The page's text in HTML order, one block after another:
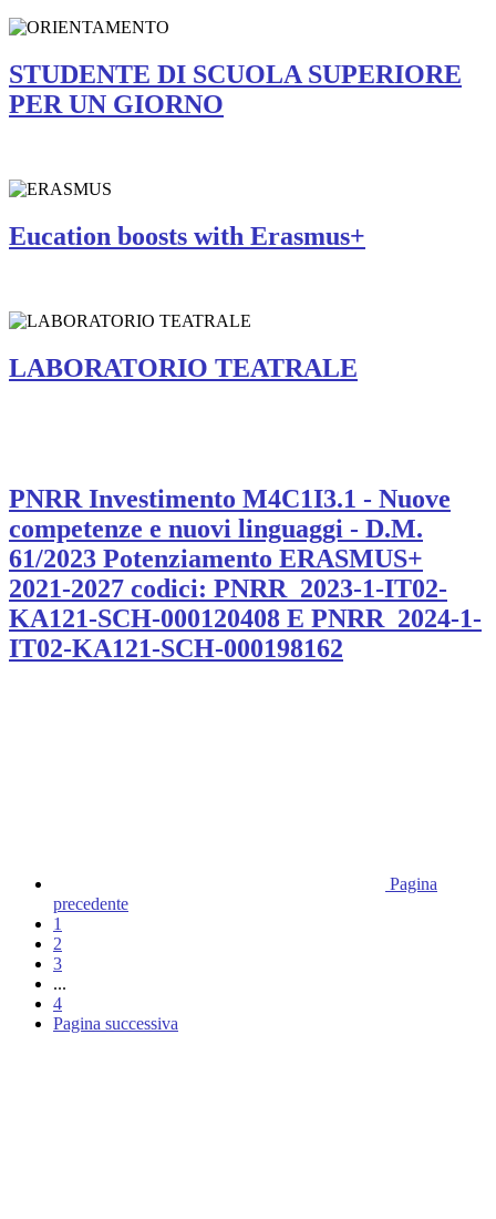
STUDENTE DI SCUOLA SUPERIORE
PER UN GIORNO
Eucation boosts with Erasmus+
LABORATORIO TEATRALE
PNRR Investimento M4C1I3.1 - Nuove
competenze e nuovi linguaggi - D.M.
61/2023 Potenziamento ERASMUS+
2021-2027 codici: PNRR_2023-1-IT02-
KA121-SCH-000120408 E PNRR_2024-1-
IT02-KA121-SCH-000198162
Pagina
precedente
1
2
3
...
4
Pagina successiva